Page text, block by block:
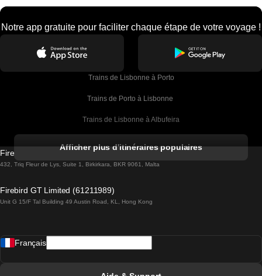
Notre app gratuite pour faciliter chaque étape de votre voyage !
Trains de Lisbonne à Porto
Trains de Porto à Lisbonne
Trains de Lisbonne à Albufeira
Trains de Lisbonne à Lagos
Trains de Lisbonne à Madrid
Afficher plus d'itinéraires populaires
Firebird GT Limited (OC 1451)
432, Triq Fleur de Lys, Suite 1, Birkirkara, BKR 9061, Malta
Firebird GT Limited (61211989)
Unit G 15/F Tal Building 49 Austin Road, KL, Hong Kong
Français